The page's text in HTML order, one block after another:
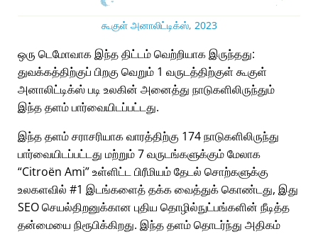
கூகுள் அனாலிட்டிக்ஸ், 2023
ஒரு டெமோவாக இந்த திட்டம் வெற்றியாக இருந்தது:
துவக்கத்திற்குப் பிறகு வெறும் 1 வருடத்திற்குள் கூகுள்
அனாலிட்டிக்ஸ் படி உலகின் அனைத்து நாடுகளிலிருந்தும்
இந்த தளம் பார்வையிடப்பட்டது.
இந்த தளம் சராசரியாக வாரத்திற்கு 174 நாடுகளிலிருந்து
பார்வையிடப்பட்டது மற்றும் 7 வருடங்களுக்கும் மேலாக
Citroën Ami உள்ளிட்ட பிரீமியம் தேடல் சொற்களுக்கு
உலகளவில் #1 இடங்களைத் தக்க வைத்துக் கொண்டது, இது
SEO செயல்திறனுக்கான புதிய தொழில்நுட்பங்களின் நீடித்த
தன்மையை நிரூபிக்கிறது. இந்த தளம் தொடர்ந்து அதிகம்